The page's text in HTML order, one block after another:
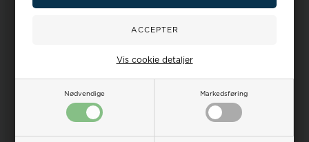
Nødvendige Markedsføring
Vis cookie detaljer